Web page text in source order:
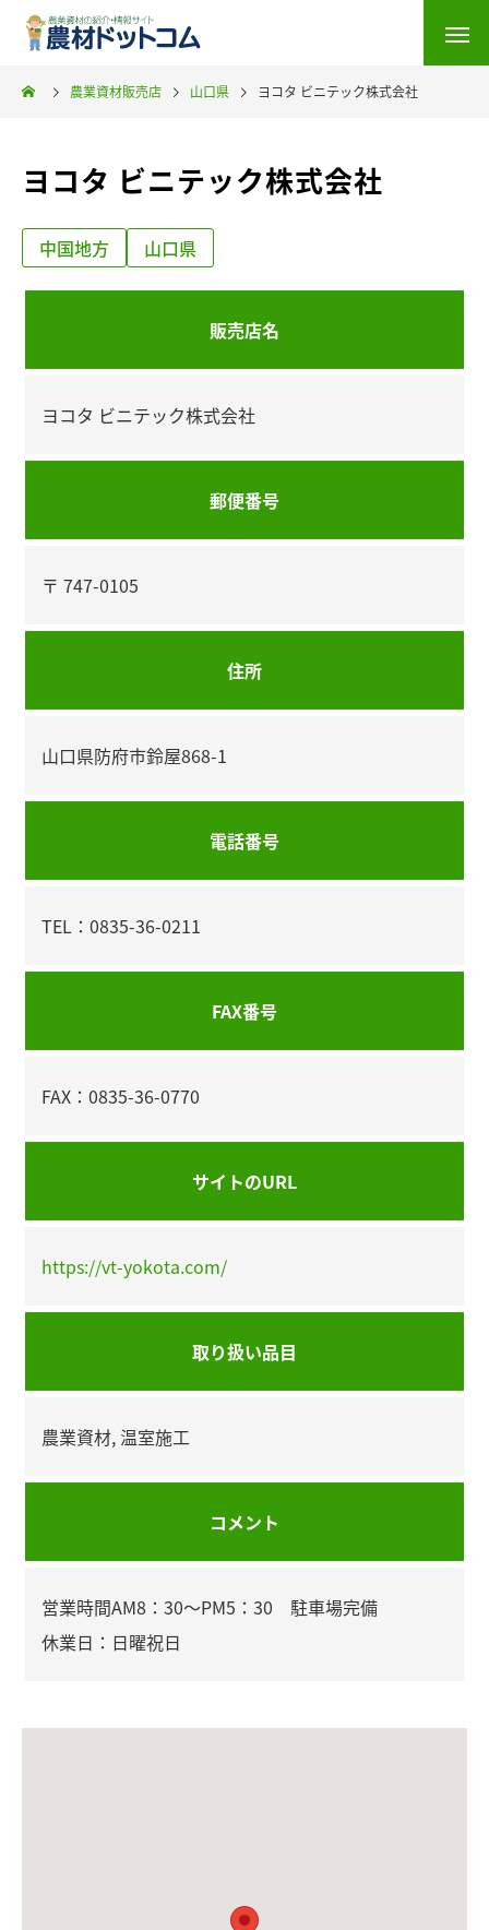
農業資材販売店 山口県 ヨコタ ビニテック株式会社
ヨコタ ビニテック株式会社
中国地方 山口県
販売店名
ヨコタ ビニテック株式会社
郵便番号
〒 747-0105
住所
山口県防府市鈴屋868-1
電話番号
TEL：0835-36-0211
FAX番号
FAX：0835-36-0770
サイトのURL
https://vt-yokota.com/
取り扱い品目
農業資材, 温室施工
コメント
営業時間AM8：30～PM5：30 駐車場完備
休業日：日曜祝日